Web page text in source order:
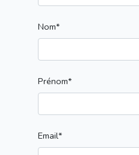
Nom*
Prénom*
Email*